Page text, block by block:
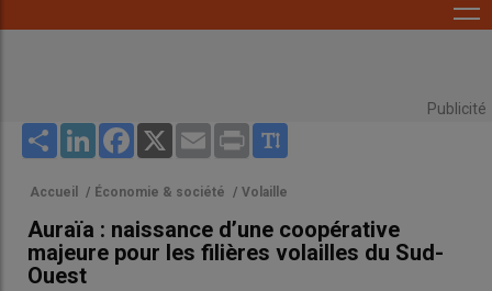
Publicité
Share LinkedInFacebook
X Email Print
Accueil / Économie & société / Volaille
Auraïa : naissance d’une coopérative
majeure pour les filières volailles du Sud-
Ouest